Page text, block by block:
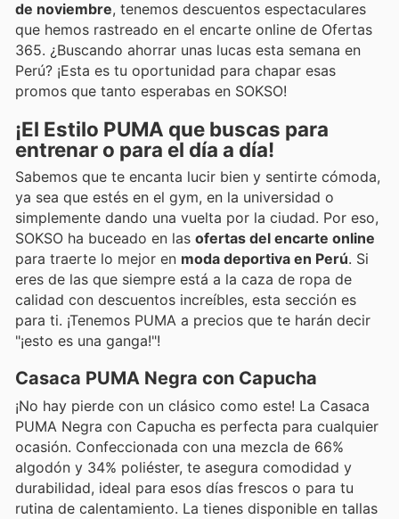
de noviembre, tenemos descuentos espectaculares
que hemos rastreado en el encarte online de Ofertas
365. ¿Buscando ahorrar unas lucas esta semana en
Perú? ¡Esta es tu oportunidad para chapar esas
promos que tanto esperabas en SOKSO!
¡El Estilo PUMA que buscas para
entrenar o para el día a día!
Sabemos que te encanta lucir bien y sentirte cómoda,
ya sea que estés en el gym, en la universidad o
simplemente dando una vuelta por la ciudad. Por eso,
SOKSO ha buceado en las ofertas del encarte online
para traerte lo mejor en moda deportiva en Perú. Si
eres de las que siempre está a la caza de ropa de
calidad con descuentos increíbles, esta sección es
para ti. ¡Tenemos PUMA a precios que te harán decir
"¡esto es una ganga!"!
Casaca PUMA Negra con Capucha
¡No hay pierde con un clásico como este! La Casaca
PUMA Negra con Capucha es perfecta para cualquier
ocasión. Confeccionada con una mezcla de 66%
algodón y 34% poliéster, te asegura comodidad y
durabilidad, ideal para esos días frescos o para tu
rutina de calentamiento. La tienes disponible en tallas